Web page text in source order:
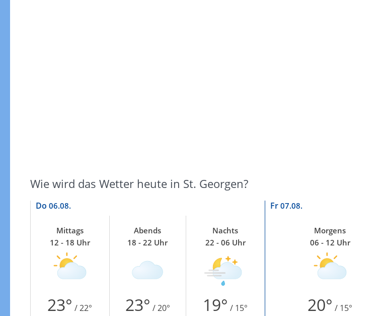
Wie wird das Wetter heute in St. Georgen?
Do 06.08. Fr 07.08.
Mittags
12 - 18 Uhr
Abends
18 - 22 Uhr
Nachts
22 - 06 Uhr
Morgens
06 - 12 Uhr
23° / 22° 23° / 20° 19° / 15° 20° / 15°